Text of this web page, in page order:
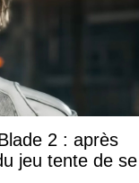
2 : après
jeu tente de se